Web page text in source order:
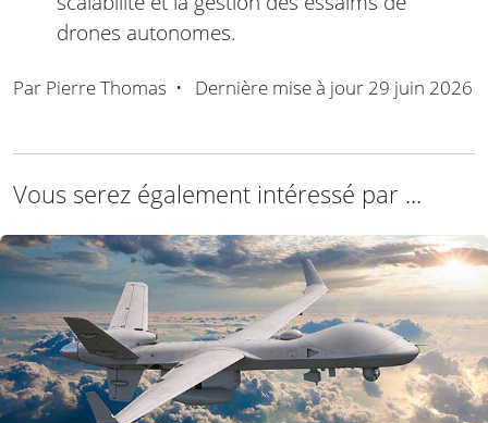
drones autonomes.
Par Pierre Thomas • Dernière mise à jour 29 juin 2026
Vous serez également intéressé par ...